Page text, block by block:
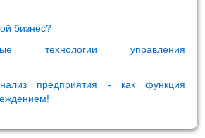
бизнес?
технологии управления
предприятия - как функция